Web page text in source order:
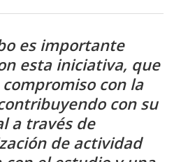
es importante
esta iniciativa, que
con la
con su
a través de
de actividad